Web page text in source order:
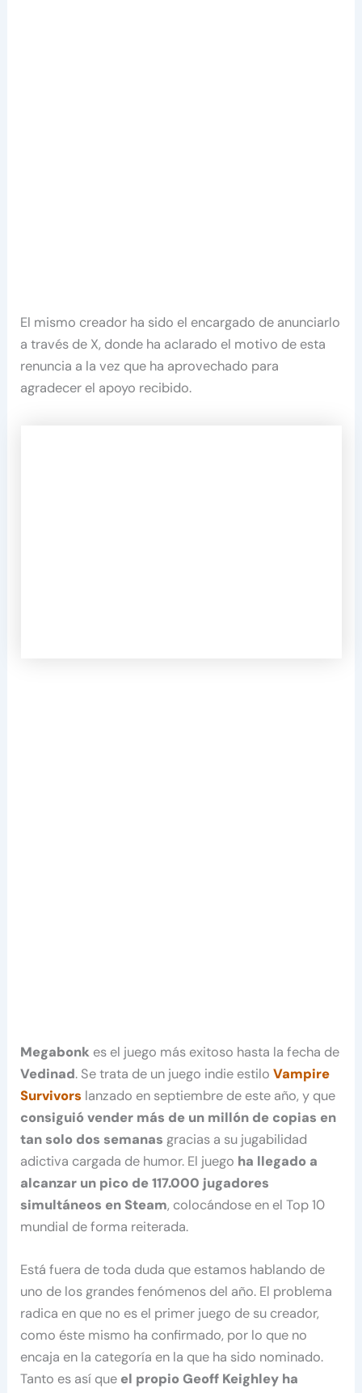
El mismo creador ha sido el encargado de anunciarlo
a través de X, donde ha aclarado el motivo de esta
renuncia a la vez que ha aprovechado para
agradecer el apoyo recibido.
Megabonk es el juego más exitoso hasta la fecha de
Vedinad. Se trata de un juego indie estilo Vampire
Survivors lanzado en septiembre de este año, y que
consiguió vender más de un millón de copias en
tan solo dos semanas gracias a su jugabilidad
adictiva cargada de humor. El juego ha llegado a
alcanzar un pico de 117.000 jugadores
simultáneos en Steam, colocándose en el Top 10
mundial de forma reiterada.
Está fuera de toda duda que estamos hablando de
uno de los grandes fenómenos del año. El problema
radica en que no es el primer juego de su creador,
como éste mismo ha confirmado, por lo que no
encaja en la categoría en la que ha sido nominado.
Tanto es así que el propio Geoff Keighley ha